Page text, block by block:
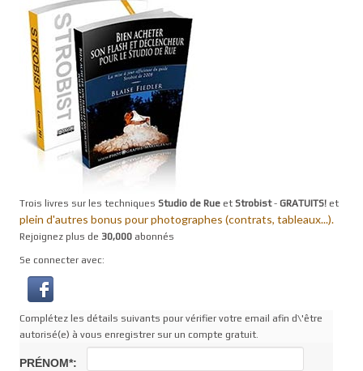
Trois livres sur les techniques Studio de Rue et Strobist- GRATUITS! et
plein d'autres bonus pour photographes (contrats, tableaux...).
Rejoignez plus de 30,000 abonnés
Se connecter avec:
Complétez les détails suivants pour vérifier votre email afin d\'être
autorisé(e) à vous enregistrer sur un compte gratuit.
PRÉNOM*: